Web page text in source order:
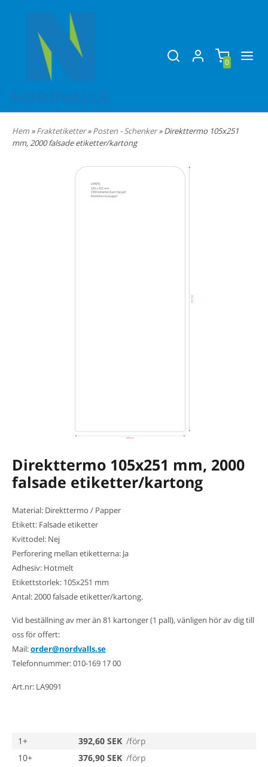
0
Hem»Fraktetiketter»Posten - Schenker» Direkttermo 105x251
mm, 2000 falsade etiketter/kartong
Direkttermo 105x251 mm, 2000
falsade etiketter/kartong
Material: Direkttermo / Papper
Etikett: Falsade etiketter
Kvittodel: Nej
Perforering mellan etiketterna: Ja
Adhesiv: Hotmelt
Etikettstorlek: 105x251 mm
Antal: 2000 falsade etiketter/kartong.
Vid beställning av mer än 81 kartonger (1 pall), vänligen hör av dig till
oss för offert:
Mail:order@nordvalls.se
Telefonnummer: 010-169 17 00
Art.nr: LA9091
1+ 392,60 SEK /förp
10+
376,90 SEK /förp